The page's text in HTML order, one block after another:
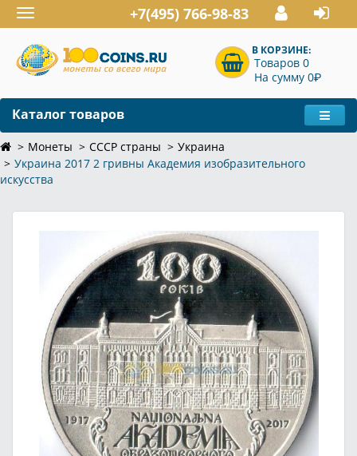
Toggle
navigation
+7(495) 766-98-83
В КОРЗИНЕ:
Товаров 0
На сумму 0P
Каталог товаров
Монеты СССР страны
Украина
Украина 2017 2 гривны Академия изобразительного
искусства